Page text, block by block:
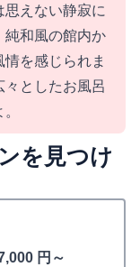
えない静寂に
純和風の館内か
を感じられま
としたお風呂
を見つけ
円～